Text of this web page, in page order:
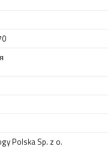
Polska Sp. z o.